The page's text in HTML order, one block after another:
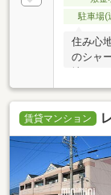
駐車場(
住み心
のシャ
賃貸マンション